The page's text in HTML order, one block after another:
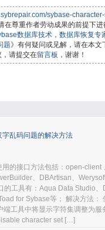
sybase-
尊重作者劳动成果的前提下进
数据库技术，数据库恢复专
题》有何疑问或见解，请在本文
请提交在留言板 ，谢谢！
乱码问题的解决方法
的接口方法包括：open-client
、DBArtisan、
工具有：Aqua Data Studio
for Sybase等； 解决方法
工具中将显示字符集调整为
character set […]